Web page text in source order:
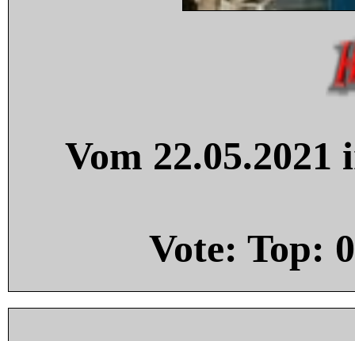
Vom
Vote: Top: 0